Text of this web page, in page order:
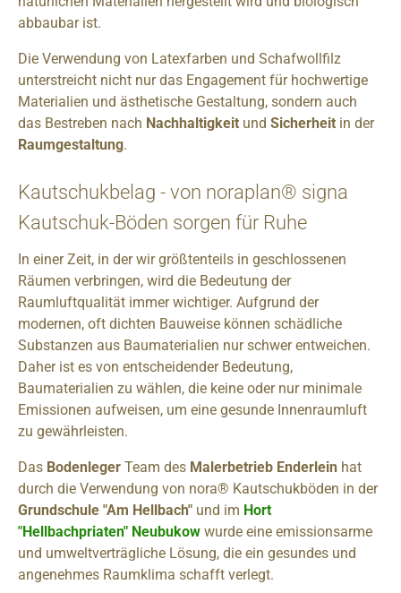
abbaubar ist.
Die Verwendung von Latexfarben und Schafwollfilz
unterstreicht nicht nur das Engagement für hochwertige
Materialien und ästhetische Gestaltung, sondern auch
das Bestreben nach Nachhaltigkeit und Sicherheit in der
Raumgestaltung.
Kautschukbelag - von noraplan® signa
Kautschuk-Böden sorgen für Ruhe
In einer Zeit, in der wir größtenteils in geschlossenen
Räumen verbringen, wird die Bedeutung der
Raumluftqualität immer wichtiger. Aufgrund der
modernen, oft dichten Bauweise können schädliche
Substanzen aus Baumaterialien nur schwer entweichen.
Daher ist es von entscheidender Bedeutung,
Baumaterialien zu wählen, die keine oder nur minimale
Emissionen aufweisen, um eine gesunde Innenraumluft
zu gewährleisten.
Das Bodenleger Team des Malerbetrieb Enderlein hat
durch die Verwendung von nora® Kautschukböden in der
Grundschule "Am Hellbach" und im Hort
"Hellbachpriaten" Neubukow wurde eine emissionsarme
und umweltverträgliche Lösung, die ein gesundes und
angenehmes Raumklima schafft verlegt.